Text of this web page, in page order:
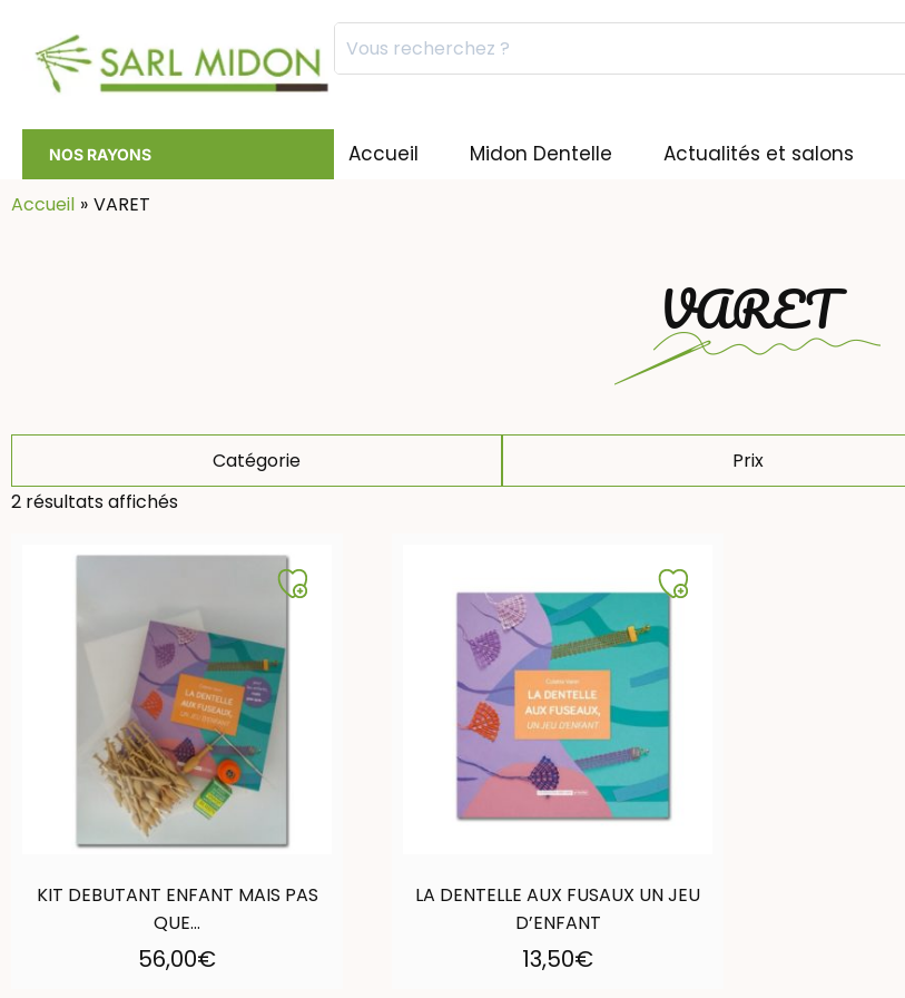
Mots
NOS RAYONS Accueil Midon Dentelle Actualités et salons
Accueil VARET
VARET
Catégorie Prix
2 résultats affichés
KIT DEBUTANT ENFANT MAIS PAS
QUE…
56,00€
LA DENTELLE AUX FUSAUX UN JEU
D’ENFANT
13,50€